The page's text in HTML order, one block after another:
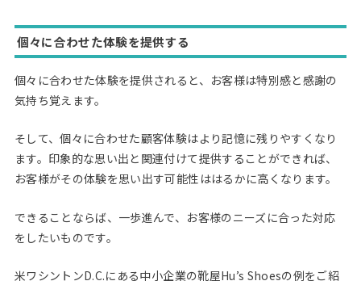
個々に合わせた体験を提供する
個々に合わせた体験を提供されると、お客様は特別感と感謝の
気持ち覚えます。
そして、個々に合わせた顧客体験はより記憶に残りやすくなり
ます。印象的な思い出と関連付けて提供することができれば、
お客様がその体験を思い出す可能性ははるかに高くなります。
できることならば、一歩進んで、お客様のニーズに合った対応
をしたいものです。
米ワシントンD.C.にある中小企業の靴屋Hu’s Shoesの例をご紹